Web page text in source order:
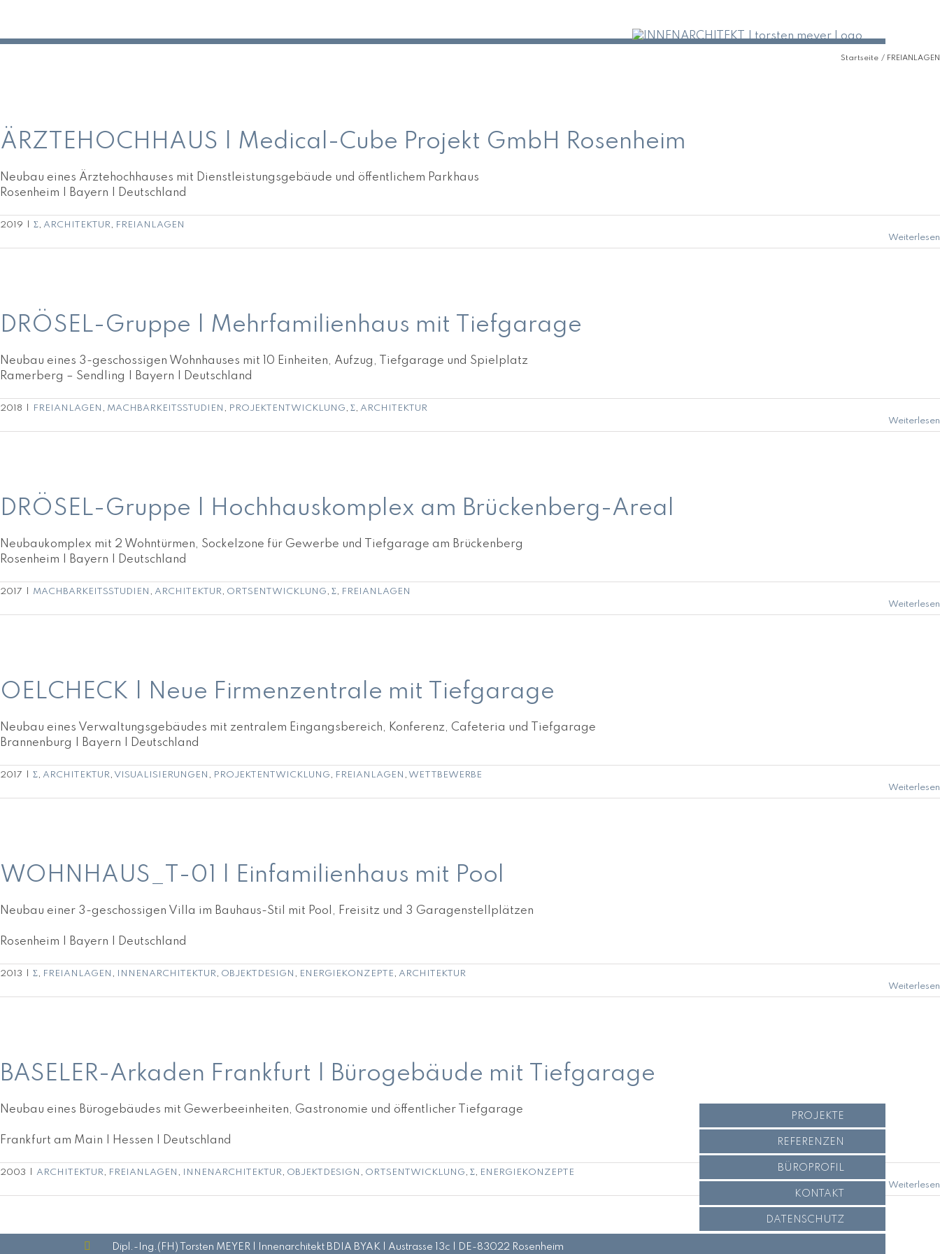
springen
Startseite FREIANLAGEN
ÄRZTEHOCHHAUS | Medical-Cube Projekt GmbH Rosenheim
Neubau eines Ärztehochhauses mit Dienstleistungsgebäude und öffentlichem Parkhaus
Rosenheim | Bayern | Deutschland
2019 Σ, ARCHITEKTUR, FREIANLAGEN
Weiterlesen
DRÖSEL-Gruppe | Mehrfamilienhaus mit Tiefgarage
Neubau eines 3-geschossigen Wohnhauses mit 10 Einheiten, Aufzug, Tiefgarage und Spielplatz
Ramerberg – Sendling | Bayern | Deutschland
2018 FREIANLAGEN , MACHBARKEITSSTUDIEN , PROJEKTENTWICKLUNG, Σ, ARCHITEKTUR
Weiterlesen
DRÖSEL-Gruppe | Hochhauskomplex am Brückenberg-Areal
Neubaukomplex mit 2 Wohntürmen, Sockelzone für Gewerbe und Tiefgarage am Brückenberg
Rosenheim | Bayern | Deutschland
2017 MACHBARKEITSSTUDIEN , ARCHITEKTUR, ORTSENTWICKLUNG, Σ, FREIANLAGEN
Weiterlesen
OELCHECK | Neue Firmenzentrale mit Tiefgarage
Neubau eines Verwaltungsgebäudes mit zentralem Eingangsbereich, Konferenz, Cafeteria und Tiefgarage
Brannenburg | Bayern | Deutschland
2017 Σ, ARCHITEKTUR, VISUALISIERUNGEN , PROJEKTENTWICKLUNG, FREIANLAGEN , WETTBEWERBE
Weiterlesen
WOHNHAUS_T-01 | Einfamilienhaus mit Pool
Neubau einer 3-geschossigen Villa im Bauhaus-Stil mit Pool, Freisitz und 3 Garagenstellplätzen
Rosenheim | Bayern | Deutschland
2013 Σ, FREIANLAGEN , INNENARCHITEKTUR, OBJEKTDESIGN , ENERGIEKONZEPTE, ARCHITEKTUR
Weiterlesen
BASELER-Arkaden Frankfurt | Bürogebäude mit Tiefgarage
Neubau eines Bürogebäudes mit Gewerbeeinheiten, Gastronomie und öffentlicher Tiefgarage
Frankfurt am Main | Hessen | Deutschland
2003 ARCHITEKTUR, FREIANLAGEN , INNENARCHITEKTUR, OBJEKTDESIGN , ORTSENTWICKLUNG, Σ, ENERGIEKONZEPTE
Weiterlesen
Dipl.-Ing.(FH) Torsten MEYER | Innenarchitekt BDIA BYAK | Austrasse 13c | DE-83022 Rosenheim
PROJEKTE
REFERENZEN
BÜROPROFIL
KONTAKT
DATENSCHUTZ